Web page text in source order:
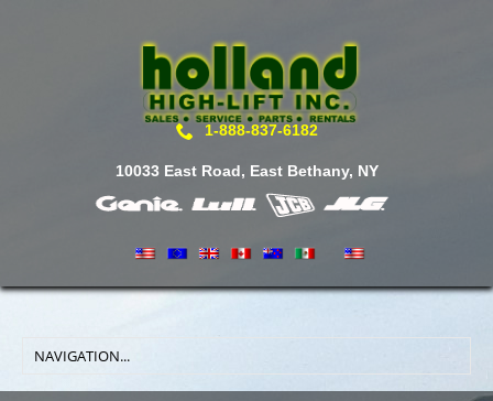
1-888-837-6182
10033 East Road, East Bethany, NY